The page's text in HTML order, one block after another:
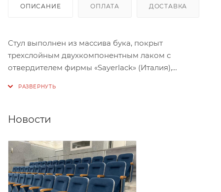
ОПИСАНИЕ ОПЛАТА ДОСТАВКА
Стул выполнен из массива бука, покрыт
трехслойным двухкомпонентным лаком с
отвердителем фирмы «Sayerlack» (Италия),
различных оттенков. Большой выбор ткани,
Новости